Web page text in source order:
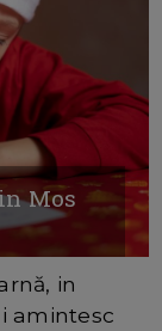
Mos
in
amintesc